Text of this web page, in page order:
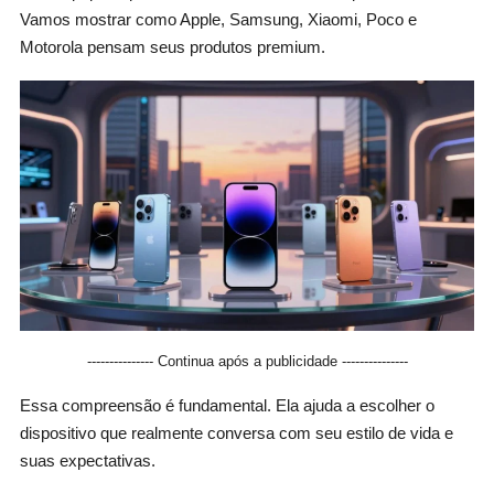
Vamos mostrar como Apple, Samsung, Xiaomi, Poco e
Motorola pensam seus produtos premium.
--------------- Continua após a publicidade ---------------
Essa compreensão é fundamental. Ela ajuda a escolher o
dispositivo que realmente conversa com seu estilo de vida e
suas expectativas.